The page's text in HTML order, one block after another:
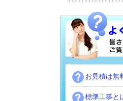
お見積は無
標準工事と